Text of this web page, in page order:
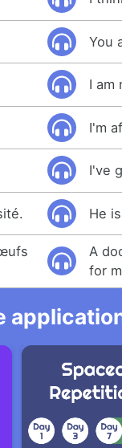
You
I am
I'm
I've
He
A
for